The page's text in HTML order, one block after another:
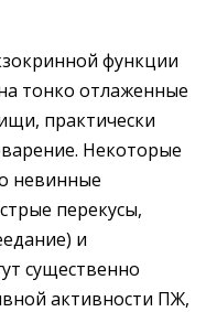
функции
тонко отлаженные
практически
Некоторые
невинные
перекусы,
и
существенно
активности ПЖ,